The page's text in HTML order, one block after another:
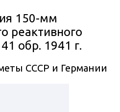
150-мм
реактивного
обр. 1941 г.
СССР и Германии